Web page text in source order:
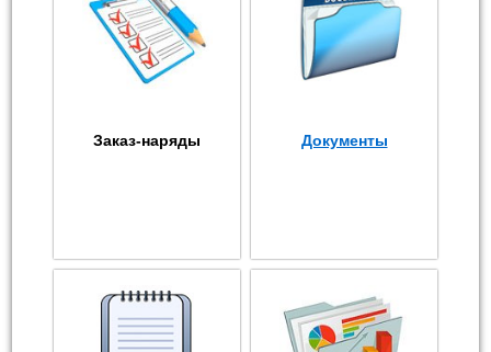
Заказ-наряды Документы